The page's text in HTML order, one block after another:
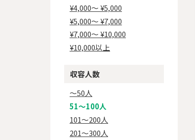
¥4,000〜 ¥5,000
¥5,000〜 ¥7,000
¥7,000〜 ¥10,000
¥10,000以上
収容人数
〜50人
51〜100人
101〜200人
201〜300人